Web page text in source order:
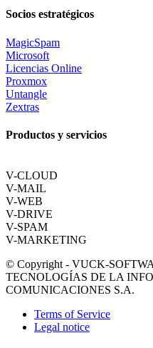
Socios estratégicos
MagicSpam
Microsoft
Licencias Online
Proxmox
Untangle
Zextras
Productos y servicios
V-CLOUD
V-MAIL
V-WEB
V-DRIVE
V-SPAM
V-MARKETING
© Copyright - VUCK-
TECNOLOGÍAS DE LA
COMUNICACIONES S.A.
Terms of Service
Legal notice